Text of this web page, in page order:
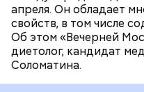
апреля. Он обладает
свойств, в том числе
Об этом «Вечерней
диетолог, кандидат
Соломатина.